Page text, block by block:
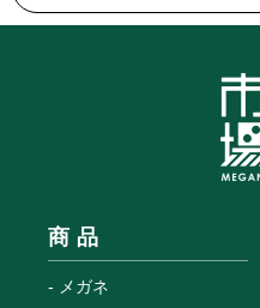
商 品
メガネ